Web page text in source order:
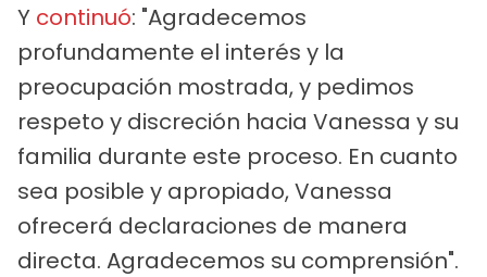
Y continuó: "Agradecemos
profundamente el interés y la
preocupación mostrada, y pedimos
respeto y discreción hacia Vanessa y su
familia durante este proceso. En cuanto
sea posible y apropiado, Vanessa
ofrecerá declaraciones de manera
directa. Agradecemos su comprensión".